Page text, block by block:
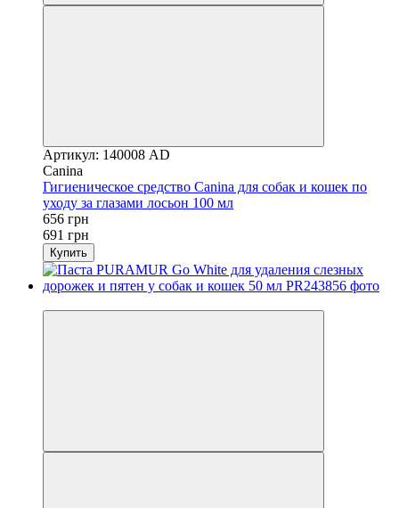
Артикул: 140008 AD
Canina
Гигиеническое средство Canina для собак и кошек по
уходу за глазами лосьон 100 мл
656 грн
691 грн
Купить